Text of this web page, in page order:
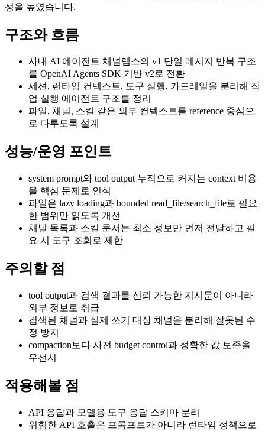
성을 높였습니다.
구조와 흐름
사내 AI 에이전트 채널랩스의 v1 단일 메시지 반복 구조
를 OpenAI Agents SDK 기반 v2로 전환
세션, 런타임 컨텍스트, 도구 실행, 가드레일을 분리해 작
업 실행 에이전트 구조를 정리
파일, 채널, 스킬 같은 외부 컨텍스트를 reference 중심으
로 다루도록 설계
성능/운영 포인트
system prompt와 tool output 누적으로 커지는 context 비용
을 핵심 문제로 인식
파일은 lazy loading과 bounded read_file/search_file로 필요
한 범위만 읽도록 개선
채널 목록과 스킬 문서는 최소 정보만 먼저 전달하고 필
요 시 도구 조회로 제한
주의할 점
tool output과 검색 결과를 신뢰 가능한 지시문이 아니라
외부 정보로 취급
검색된 채널과 실제 쓰기 대상 채널을 분리해 잘못된 수
정 방지
compaction보다 사전 budget control과 정확한 값 보존을
우선시
적용해볼 점
API 응답과 모델용 도구 응답 스키마 분리
위험한 API 호출은 프롬프트가 아니라 런타임 정책으로